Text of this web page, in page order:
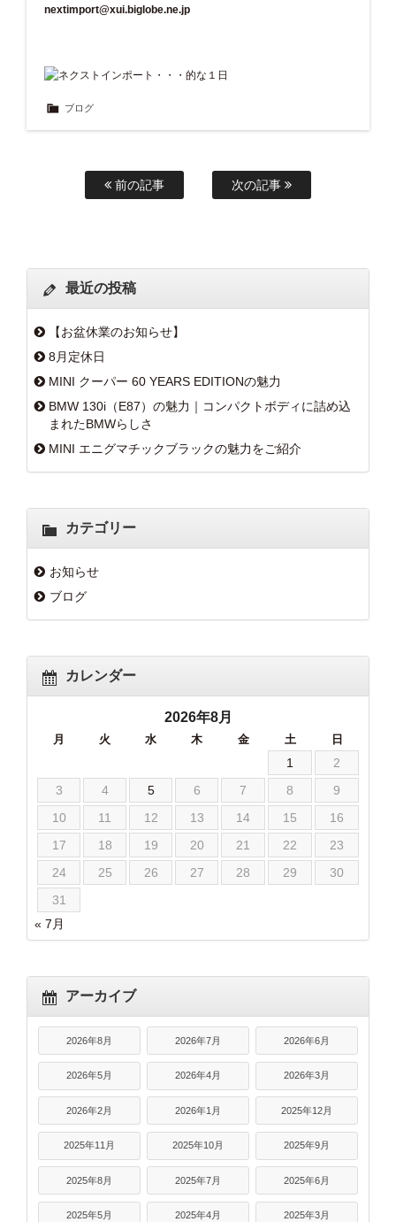
nextimport@xui.biglobe.ne.jp
ブログ
前の記事 次の記事
最近の投稿
【お盆休業のお知らせ】
8月定休日
MINI クーパー 60 YEARS EDITIONの魅力
BMW 130i（E87）の魅力｜コンパクトボディに詰め込
まれたBMWらしさ
MINI エニグマチックブラックの魅力をご紹介
カテゴリー
お知らせ
ブログ
カレンダー
2026年8月
月 火 水 木 金 土 日
1
2
3
4 5 6 7 8
9
10
11 12 13 14 15
16
17
18 19 20 21 22
23
24
25 26 27 28 29
30
31
« 7月
アーカイブ
2026年8月 2026年7月 2026年6月
2026年5月 2026年4月 2026年3月
2026年2月 2026年1月 2025年12月
2025年11月 2025年10月 2025年9月
2025年8月 2025年7月 2025年6月
2025年5月 2025年4月 2025年3月